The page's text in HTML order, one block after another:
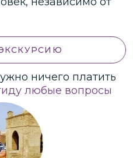
ничего платить
любые вопросы